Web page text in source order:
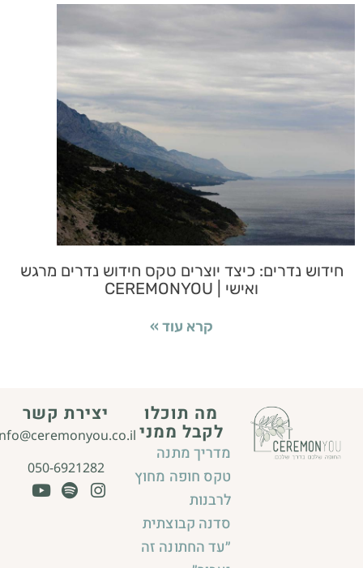
חידוש נדרים: כיצד יוצרים טקס חידוש נדרים מרגש
ואישי | CEREMONYOU
קרא עוד »
מה תוכלו
לקבל ממני
מדריך מתנה
טקס חופה מחוץ
לרבנות
סדנה קבוצתית
״עד החתונה זה
יצירת קשר
info@ceremonyou.co.il
050-6921282